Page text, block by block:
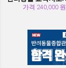
가격 240,000 원